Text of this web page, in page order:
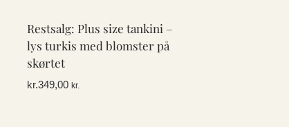
varianter.
Mulighederne
kan
vælges
Restsalg: Plus size tankini –
lys turkis med blomster på
skørtet
kr.349,00 kr.